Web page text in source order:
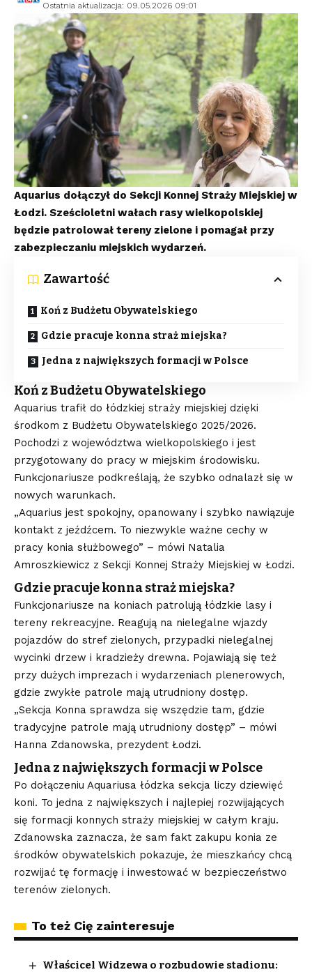
Ostatnia aktualizacja: 09.05.2026 09:01
Aquarius dołączył do Sekcji Konnej Straży Miejskiej w
Łodzi. Sześcioletni wałach rasy wielkopolskiej
będzie patrolował tereny zielone i pomagał przy
zabezpieczaniu miejskich wydarzeń.
Zawartość
Koń z Budżetu Obywatelskiego
Gdzie pracuje konna straż miejska?
Jedna z największych formacji w Polsce
Koń z Budżetu Obywatelskiego
Aquarius trafił do łódzkiej straży miejskiej dzięki
środkom z Budżetu Obywatelskiego 2025/2026.
Pochodzi z województwa wielkopolskiego i jest
przygotowany do pracy w miejskim środowisku.
Funkcjonariusze podkreślają, że szybko odnalazł się w
nowych warunkach.
„Aquarius jest spokojny, opanowany i szybko nawiązuje
kontakt z jeźdźcem. To niezwykle ważne cechy w
pracy konia służbowego” – mówi Natalia
Amroszkiewicz z Sekcji Konnej Straży Miejskiej w Łodzi.
Gdzie pracuje konna straż miejska?
Funkcjonariusze na koniach patrolują łódzkie lasy i
tereny rekreacyjne. Reagują na nielegalne wjazdy
pojazdów do stref zielonych, przypadki nielegalnej
wycinki drzew i kradzieży drewna. Pojawiają się też
przy dużych imprezach i wydarzeniach plenerowych,
gdzie zwykłe patrole mają utrudniony dostęp.
„Sekcja Konna sprawdza się wszędzie tam, gdzie
tradycyjne patrole mają utrudniony dostęp” – mówi
Hanna Zdanowska, prezydent Łodzi.
Jedna z największych formacji w Polsce
Po dołączeniu Aquariusa łódzka sekcja liczy dziewięć
koni. To jedna z największych i najlepiej rozwijających
się formacji konnych straży miejskiej w całym kraju.
Zdanowska zaznacza, że sam fakt zakupu konia ze
środków obywatelskich pokazuje, że mieszkańcy chcą
rozwijać tę formację i inwestować w bezpieczeństwo
terenów zielonych.
To też Cię zainteresuje
Właścicel Widzewa o rozbudowie stadionu: